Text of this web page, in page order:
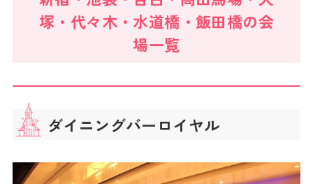
塚・代々木・水道橋・飯田橋の会
場一覧
ダイニングバーロイヤル